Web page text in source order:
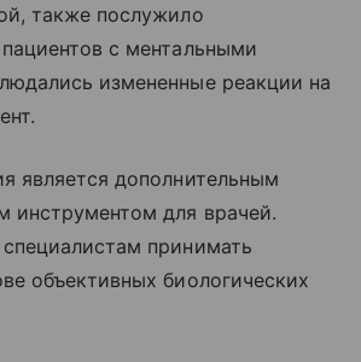
также послужило
с ментальными
измененные реакции на
является дополнительным
инструментом для врачей.
принимать
объективных биологических